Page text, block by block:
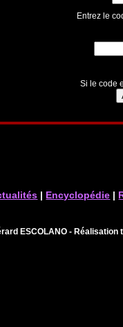
Entrez le
Si le code
| Encyclopédie |
ESCOLANO -